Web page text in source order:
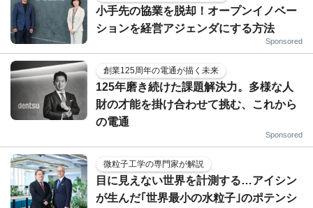
小手先の協業を脱却！オープンイノベー
ションを経営アジェンダにする方法
Sponsored
創業125周年の電通が描く未来
125年磨き続けた課題解決力。多様な人
財の才能を掛け合わせて挑む、これから
の電通
Sponsored
微粒子工学の専門家が解説
目に見えない世界を計測する…アイシン
が生んだ｢世界最小の水粒子｣のポテンシ